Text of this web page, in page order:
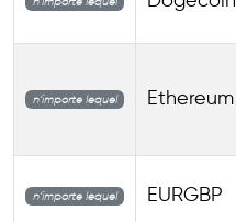
n’importe lequel Ethereum
n’importe lequel EURGBP